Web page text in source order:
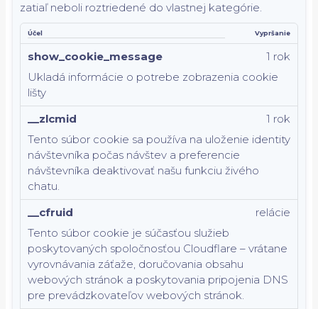
zatiaľ neboli roztriedené do vlastnej kategórie.
Účel Vypršanie
show_cookie_message
Ukladá informácie o potrebe zobrazenia cookie
lišty
1 rok
__zlcmid
Tento súbor cookie sa používa na uloženie identity
návštevníka počas návštev a preferencie
návštevníka deaktivovať našu funkciu živého
chatu.
1 rok
__cfruid
Tento súbor cookie je súčasťou služieb
poskytovaných spoločnosťou Cloudflare – vrátane
vyrovnávania záťaže, doručovania obsahu
webových stránok a poskytovania pripojenia DNS
pre prevádzkovateľov webových stránok.
relácie